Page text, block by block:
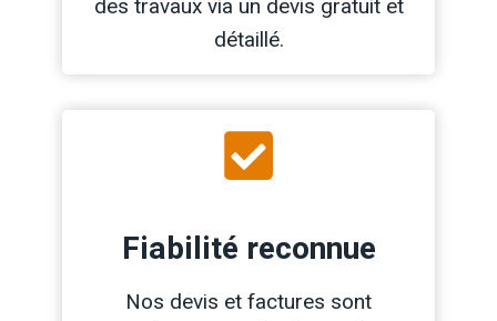
des travaux via un devis gratuit et
détaillé.
Fiabilité reconnue
Nos devis et factures sont